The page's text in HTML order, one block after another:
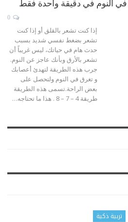
النوم في دقيقة واحدة فقط
إذا كنت تشعر بالقلق أو إذا كنت
تشعر بضغط نفسي شديد بسبب
حدث هام في حياتك، ليس غريباً أن
تشعر بالأرق وبأنك عاجز عن النوم.
جرب هذه الطريقة لتهدئ أعصابك
و تغرق في النوم ولتحصل على
بعض الراحة.تسمى هذه الطريقة
طريقة 4 – 7 – 8 . هذا ما تحتاجه
…
تربية ذكية